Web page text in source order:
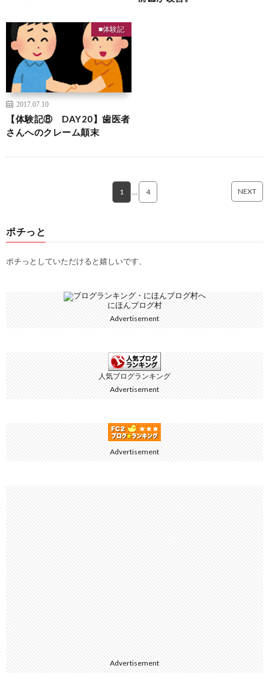
■体験記
2017.07.10
【体験記⑧ DAY20】歯医者
さんへのクレーム顛末
1 … 4 NEXT
ポチっと
ポチっとしていただけると嬉しいです、
にほんブログ村
Advertisement
人気ブログランキング
Advertisement
Advertisement
Advertisement